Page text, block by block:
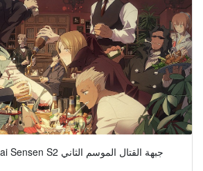
تقرير انمي Kekkai Sensen S2 جبهة القتال الموسم الثاني